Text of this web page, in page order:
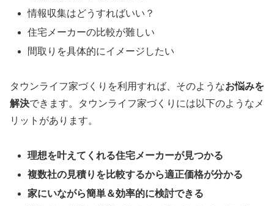
情報収集はどうすればいい？
住宅メーカーの比較が難しい
間取りを具体的にイメージしたい
タウンライフ家づくりを利用すれば、そのようなお悩みを
解決できます。タウンライフ家づくりには以下のようなメ
リットがあります。
理想を叶えてくれる住宅メーカーが見つかる
複数社の見積りを比較するから適正価格が分かる
家にいながら簡単＆効率的に検討できる